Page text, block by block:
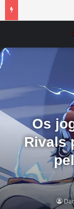
Os
Rivals